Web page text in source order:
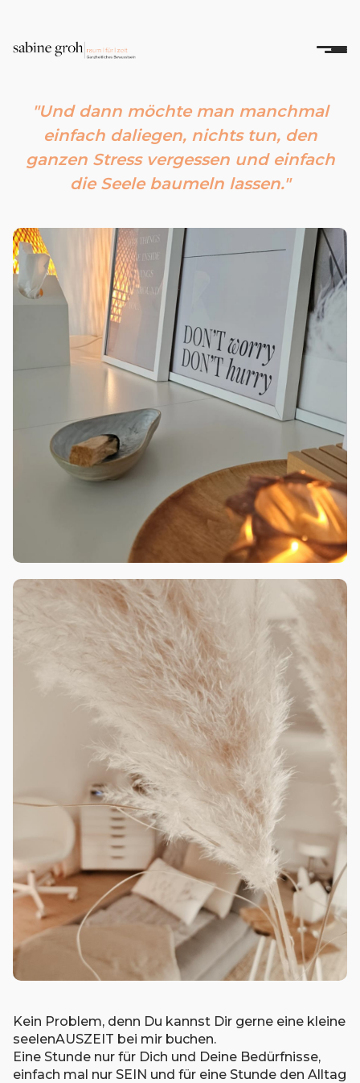
"Und dann möchte man manchmal
einfach daliegen, nichts tun, den
ganzen Stress vergessen und einfach
die Seele baumeln lassen."
Kein Problem, denn Du kannst Dir gerne eine kleine
seelenAUSZEIT bei mir buchen.
Eine Stunde nur für Dich und Deine Bedürfnisse,
einfach mal nur SEIN und für eine Stunde den Alltag